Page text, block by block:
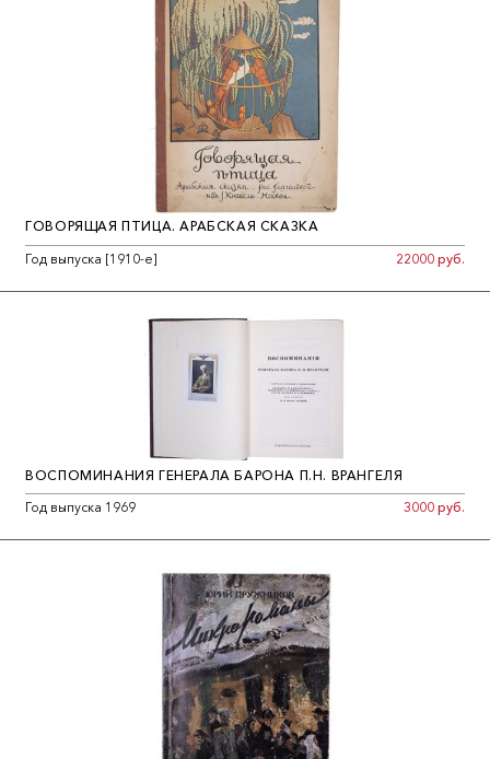
газетном фельетоне невозможно: ее надо читать».
ГОВОРЯЩАЯ ПТИЦА. АРАБСКАЯ СКАЗКА
Год выпуска [1910-е]
22000 руб.
ВОСПОМИНАНИЯ ГЕНЕРАЛА БАРОНА П.Н. ВРАНГЕЛЯ
Год выпуска 1969
3000 руб.